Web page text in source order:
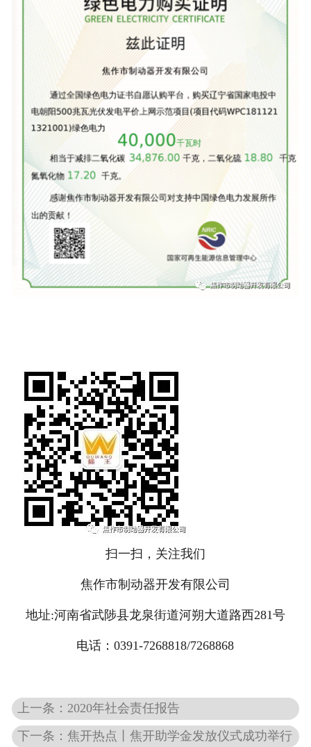
扫一扫，关注我们
焦作市制动器开发有限公司
地址:河南省武陟县龙泉街道河朔大道路西281号
电话：0391-7268818/7268868
上一条：2020年社会责任报告
下一条：焦开热点丨焦开助学金发放仪式成功举行